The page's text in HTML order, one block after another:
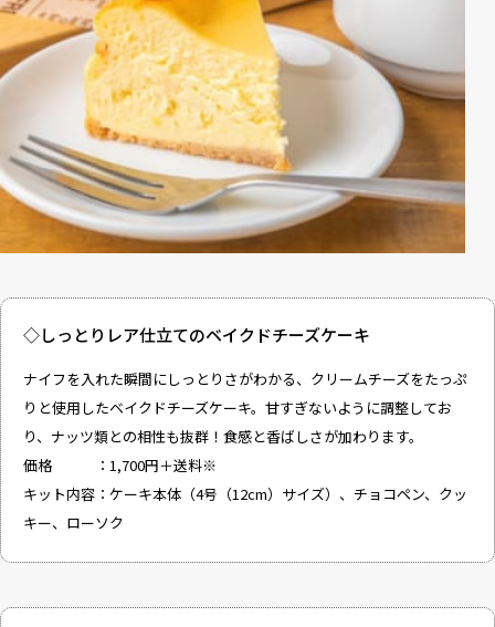
◇しっとりレア仕立てのベイクドチーズケーキ
ナイフを入れた瞬間にしっとりさがわかる、クリームチーズをたっぷ
りと使用したベイクドチーズケーキ。甘すぎないように調整してお
り、ナッツ類との相性も抜群！食感と香ばしさが加わります。
価格 ：1,700円＋送料※
キット内容：ケーキ本体（4号（12cm）サイズ）、チョコペン、クッ
キー、ローソク